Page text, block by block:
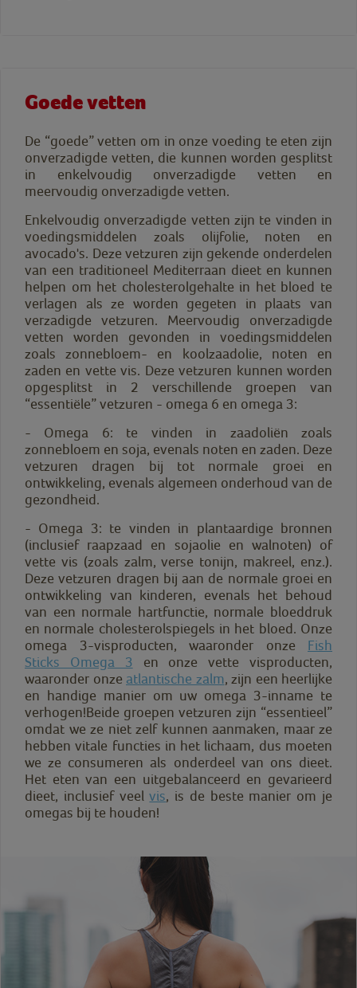
Goede vetten
De “goede” vetten om in onze voeding te eten zijn
onverzadigde vetten, die kunnen worden gesplitst
in enkelvoudig onverzadigde vetten en
meervoudig onverzadigde vetten.
Enkelvoudig onverzadigde vetten zijn te vinden in
voedingsmiddelen zoals olijfolie, noten en
avocado's. Deze vetzuren zijn gekende onderdelen
van een traditioneel Mediterraan dieet en kunnen
helpen om het cholesterolgehalte in het bloed te
verlagen als ze worden gegeten in plaats van
verzadigde vetzuren. Meervoudig onverzadigde
vetten worden gevonden in voedingsmiddelen
zoals zonnebloem- en koolzaadolie, noten en
zaden en vette vis. Deze vetzuren kunnen worden
opgesplitst in 2 verschillende groepen van
“essentiële” vetzuren - omega 6 en omega 3:
- Omega 6: te vinden in zaadoliën zoals
zonnebloem en soja, evenals noten en zaden. Deze
vetzuren dragen bij tot normale groei en
ontwikkeling, evenals algemeen onderhoud van de
gezondheid.
- Omega 3: te vinden in plantaardige bronnen
(inclusief raapzaad en sojaolie en walnoten) of
vette vis (zoals zalm, verse tonijn, makreel, enz.).
Deze vetzuren dragen bij aan de normale groei en
ontwikkeling van kinderen, evenals het behoud
van een normale hartfunctie, normale bloeddruk
en normale cholesterolspiegels in het bloed. Onze
omega 3-visproducten, waaronder onze Fish
Sticks Omega 3 en onze vette visproducten,
waaronder onze atlantische zalm, zijn een heerlijke
en handige manier om uw omega 3-inname te
verhogen!Beide groepen vetzuren zijn “essentieel”
omdat we ze niet zelf kunnen aanmaken, maar ze
hebben vitale functies in het lichaam, dus moeten
we ze consumeren als onderdeel van ons dieet.
Het eten van een uitgebalanceerd en gevarieerd
dieet, inclusief veelvis, is de beste manier om je
omegas bij te houden!